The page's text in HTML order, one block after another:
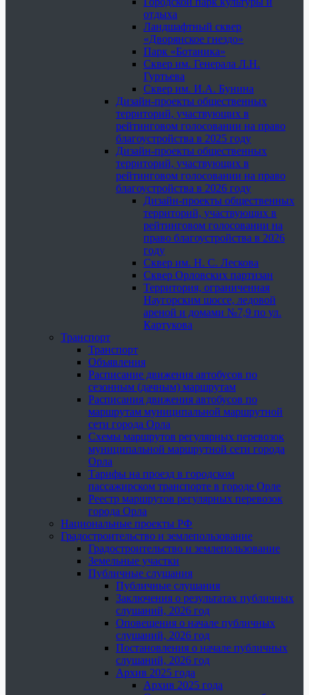
отдыха
Ландшафтный сквер
«Дворянское гнездо»
Парк «Ботаника»
Сквер им. Генерала Л.Н.
Гуртьева
Сквер им. И.А. Бунина
Дизайн-проекты общественных
территорий, участвующих в
рейтинговом голосовании на право
благоустройства в 2025 году
Дизайн-проекты общественных
территорий, участвующих в
рейтинговом голосовании на право
благоустройства в 2026 году
Дизайн-проекты общественных
территорий, участвующих в
рейтинговом голосовании на
право благоустройства в 2026
году
Сквер им. Н. С. Лескова
Сквер Орловских партизан
Территория, ограниченная
Наугорским шоссе, ледовой
ареной и домами №7,9 по ул.
Картукова
Транспорт
Транспорт
Объявления
Расписание движения автобусов по
сезонным (дачным) маршрутам
Расписания движения автобусов по
маршрутам муниципальной маршрутной
сети города Орла
Схемы маршрутов регулярных перевозок
муниципальной маршрутной сети города
Орла
Тарифы на проезд в городском
пассажирском транспорте в городе Орле
Реестр маршрутов регулярных перевозок
города Орла
Национальные проекты РФ
Градостроительство и землепользование
Градостроительство и землепользование
Земельные участки
Публичные слушания
Публичные слушания
Заключения о результатах публичных
слушаний, 2026 год
Оповещения о начале публичных
слушаний, 2026 год
Постановления о начале публичных
слушаний, 2026 год
Архив 2025 года
Архив 2025 года